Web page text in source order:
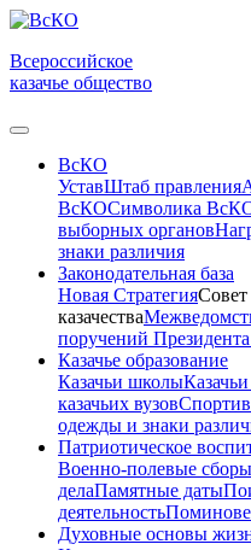
Всероссийское
казачье общество
ВсКО
УставШтаб правления
ВсКОСимволика
выборных органов
знаки различия
Законодательная база
Новая Стратегия
казачества
поручений
Казачье образование
Казачьи школы
казачьих вузов
одежды и знаки
Патриотическое
Военно-полевые сборы
делаПамятные даты
деятельность
Духовные основы